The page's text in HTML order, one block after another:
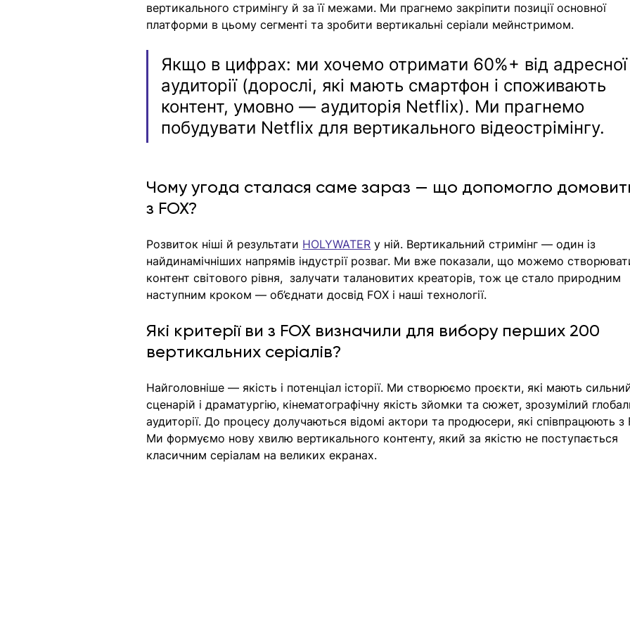
вертикального стримінгу й за її межами. Ми прагнемо закріпити позиції основної
платформи в цьому сегменті та зробити вертикальні серіали мейнстримом.
Якщо в цифрах: ми хочемо отримати 60%+ від адресної
аудиторії (дорослі, які мають смартфон і споживають
контент, умовно — аудиторія Netflix). Ми прагнемо
побудувати Netflix для вертикального відеострімінгу.
Чому угода сталася саме зараз — що допомогло
з FOX?
Розвиток ніші й результати HOLYWATER у ній. Вертикальний стримінг — один із
найдинамічніших напрямів індустрії розваг. Ми вже показали, що можемо
контент світового рівня,  залучати талановитих креаторів, тож це стало природним
наступним кроком — об’єднати досвід FOX і наші технології.
Які критерії ви з FOX визначили для вибору перших 200
вертикальних серіалів?
Найголовніше — якість і потенціал історії. Ми створюємо проєкти, які мають
сценарій і драматургію, кінематографічну якість зйомки та сюжет, зрозумілий
аудиторії. До процесу долучаються відомі актори та продюсери, які співпрацюють з
Ми формуємо нову хвилю вертикального контенту, який за якістю не поступається
класичним серіалам на великих екранах.